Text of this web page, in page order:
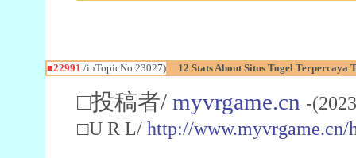
■22991 /inTopicNo.23027) 12 Stats About Situs Togel Terpercaya
□投稿者/ myvrgame.cn -
□U R L/ http://www.myvrgame.cn/